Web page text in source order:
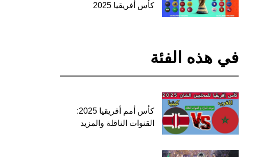
كأس أفريقيا 2025
في هذه الفئة
كأس أمم أفريقيا 2025:
القنوات الناقلة والمزيد